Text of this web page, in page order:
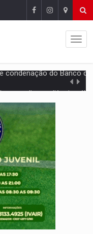
realiza audiência pública sobre
atendimentos na Policlínica
deixa dois feridos próximo ao
com câncer precisa de
por cachorrinho
mobiliza para tentar localizar corpo de
Contas do governo de Rondônia expõem meta
da PF defendem independência e apoio